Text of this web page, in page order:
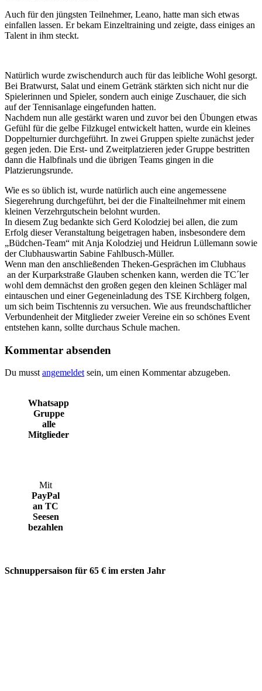
Auch für den jüngsten Teilnehmer, Leano, hatte man sich etwas
einfallen lassen. Er bekam Einzeltraining und zeigte, dass einiges an
Talent in ihm steckt.
Natürlich wurde zwischendurch auch für das leibliche Wohl gesorgt.
Bei Bratwurst, Salat und einem Getränk stärkten sich nicht nur die
Spielerinnen und Spieler, sondern auch einige Zuschauer, die sich
auf der Tennisanlage eingefunden hatten.
Nachdem nun alle gestärkt waren und zuvor bei den Übungen etwas
Gefühl für die gelbe Filzkugel entwickelt hatten, wurde ein kleines
Doppelturnier durchgeführt. In zwei Gruppen spielte zunächst jeder
gegen jeden. Die Erst- und Zweitplatzieren jeder Gruppe bestritten
dann die Halbfinals und die übrigen Teams gingen in die
Platzierungsrunde.
Wie es so üblich ist, wurde natürlich auch eine angemessene
Siegerehrung durchgeführt, bei der die Finalteilnehmer mit einem
kleinen Verzehrgutschein belohnt wurden.
In diesem Zug bedankte sich Gerd Kolodziej bei allen, die zum
Erfolg dieser Veranstaltung beigetragen haben, insbesondere dem
„Büdchen-Team“ mit Anja Kolodziej und Heidrun Lüllemann sowie
der Clubhauswartin Sabine Fahlbusch-Müller.
Wenn man den anschließenden Theken-Gesprächen im Clubhaus
an der Kurparkstraße Glauben schenken kann, werden die TC´ler
wohl dem demnächst den großen gegen den kleinen Schläger mal
eintauschen und einer Gegeneinladung des TSE Kirchberg folgen,
um sich beim Tischtennis zu versuchen. Wie aus freundschaftlicher
Verbundenheit der Mitglieder zweier Vereine ein so schönes Event
entstehen kann, sollte durchaus Schule machen.
Kommentar absenden
Du musst angemeldet sein, um einen Kommentar abzugeben.
Whatsapp
Gruppe
alle
Mitglieder
Mit
PayPal
an TC
Seesen
bezahlen
Schnuppersaison für 65 € im ersten Jahr